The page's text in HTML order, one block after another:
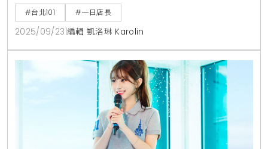
的味全龍啦啦隊成員李多慧，親臨89樓觀景台，首次擔
任海拔382公尺高的「一日店長」，將球場上的熱情與
活力原封不動地帶到台北地標，與廣大粉絲在雲端之
上，共同創造一場難忘的甜蜜回憶。限定禮包誠意滿
滿，獨家熱舞引爆全場活動現場氣氛熱烈，李多慧換上
#台北101 #一日店長
2025/09/23 編輯 凱洛琳 Karolin